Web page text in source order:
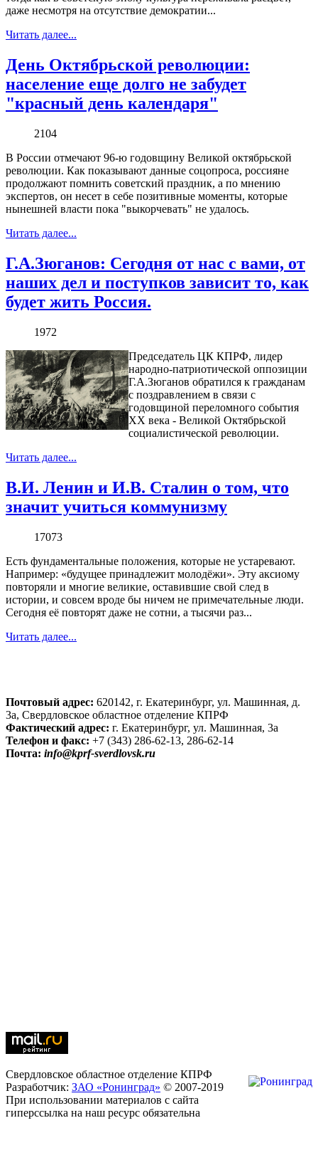
даже несмотря на отсутствие демократии...
Читать далее...
День Октябрьской революции:
население еще долго не забудет
"красный день календаря"
2104
В России отмечают 96-ю годовщину Великой октябрьской
революции. Как показывают данные соцопроса, россияне
продолжают помнить советский праздник, а по мнению
экспертов, он несет в себе позитивные моменты, которые
нынешней власти пока "выкорчевать" не удалось.
Читать далее...
Г.А.Зюганов: Сегодня от нас с вами, от
наших дел и поступков зависит то, как
будет жить Россия.
1972
Председатель ЦК КПРФ, лидер
народно-патриотической оппозиции
Г.А.Зюганов обратился к гражданам
с поздравлением в связи с
годовщиной переломного события
ХХ века - Великой Октябрьской
социалистической революции.
Читать далее...
В.И. Ленин и И.В. Сталин о том, что
значит учиться коммунизму
17073
Есть фундаментальные положения, которые не устаревают.
Например: «будущее принадлежит молодёжи». Эту аксиому
повторяли и многие великие, оставившие свой след в
истории, и совсем вроде бы ничем не примечательные люди.
Сегодня её повторят даже не сотни, а тысячи раз...
Читать далее...
Почтовый адрес: 620142, г. Екатеринбург, ул. Машинная, д.
3а, Свердловское областное отделение КПРФ
Фактический адрес: г. Екатеринбург, ул. Машинная, 3а
Телефон и факс: +7 (343) 286-62-13, 286-62-14
Почта: info@kprf-sverdlovsk.ru
Свердловское областное отделение КПРФ
Разработчик: ЗАО «Ронинград» © 2007-2019
При использовании материалов с сайта
гиперссылка на наш ресурс обязательна